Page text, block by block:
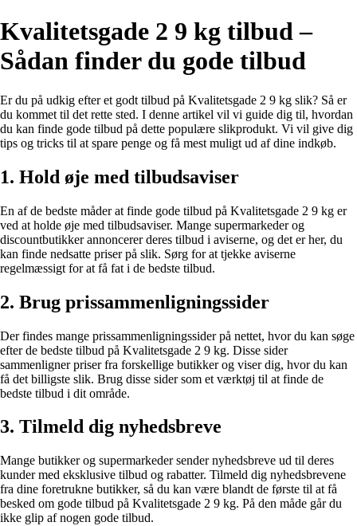
Kvalitetsgade 2 9 kg tilbud –
Sådan finder du gode tilbud
Er du på udkig efter et godt tilbud på Kvalitetsgade 2 9 kg slik? Så er
du kommet til det rette sted. I denne artikel vil vi guide dig til, hvordan
du kan finde gode tilbud på dette populære slikprodukt. Vi vil give dig
tips og tricks til at spare penge og få mest muligt ud af dine indkøb.
1. Hold øje med tilbudsaviser
En af de bedste måder at finde gode tilbud på Kvalitetsgade 2 9 kg er
ved at holde øje med tilbudsaviser. Mange supermarkeder og
discountbutikker annoncerer deres tilbud i aviserne, og det er her, du
kan finde nedsatte priser på slik. Sørg for at tjekke aviserne
regelmæssigt for at få fat i de bedste tilbud.
2. Brug prissammenligningssider
Der findes mange prissammenligningssider på nettet, hvor du kan søge
efter de bedste tilbud på Kvalitetsgade 2 9 kg. Disse sider
sammenligner priser fra forskellige butikker og viser dig, hvor du kan
få det billigste slik. Brug disse sider som et værktøj til at finde de
bedste tilbud i dit område.
3. Tilmeld dig nyhedsbreve
Mange butikker og supermarkeder sender nyhedsbreve ud til deres
kunder med eksklusive tilbud og rabatter. Tilmeld dig nyhedsbrevene
fra dine foretrukne butikker, så du kan være blandt de første til at få
besked om gode tilbud på Kvalitetsgade 2 9 kg. På den måde går du
ikke glip af nogen gode tilbud.